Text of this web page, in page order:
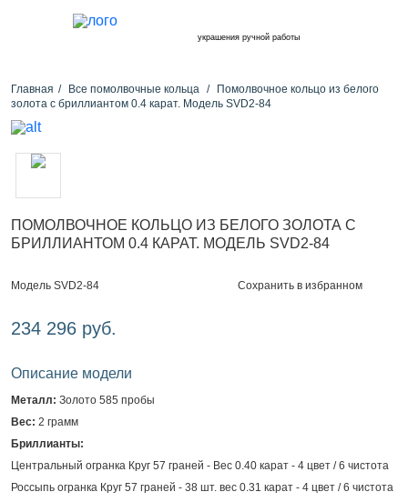
украшения ручной работы
Главная Все помолвочные кольца
Помолвочное кольцо из белого
золота с бриллиантом 0.4 карат. Модель SVD2-84
ПОМОЛВОЧНОЕ КОЛЬЦО ИЗ БЕЛОГО ЗОЛОТА С
БРИЛЛИАНТОМ 0.4 КАРАТ. МОДЕЛЬ SVD2-84
Модель SVD2-84 Сохранить в избранном
234 296 руб.
Описание модели
Металл: Золото 585 пробы
Вес: 2 грамм
Бриллианты:
Центральный огранка Круг 57 граней - Вес 0.40 карат - 4 цвет / 6 чистота
Россыпь огранка Круг 57 граней - 38 шт. вес 0.31 карат - 4 цвет / 6 чистота